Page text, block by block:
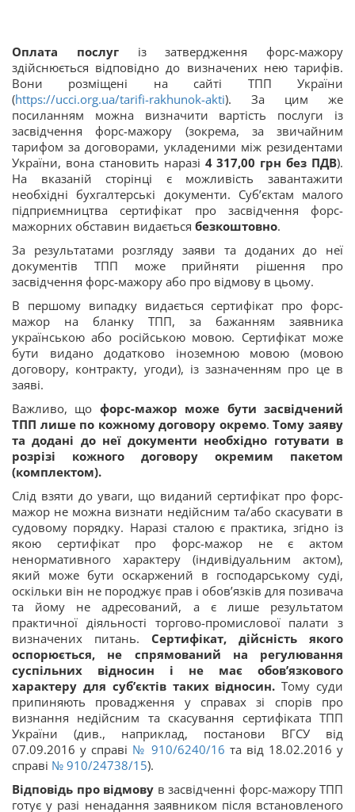
Оплата послуг із затвердження форс-мажору
здійснюється відповідно до визначених нею тарифів.
Вони розміщені на сайті ТПП України
(https://ucci.org.ua/tarifi-rakhunok-akti). За цим же
посиланням можна визначити вартість послуги із
засвідчення форс-мажору (зокрема, за звичайним
тарифом за договорами, укладеними між резидентами
України, вона становить наразі 4 317,00 грн без ПДВ).
На вказаній сторінці є можливість завантажити
необхідні бухгалтерські документи. Суб’єктам малого
підприємництва сертифікат про засвідчення форс-
мажорних обставин видається безкоштовно.
За результатами розгляду заяви та доданих до неї
документів ТПП може прийняти рішення про
засвідчення форс-мажору або про відмову в цьому.
В першому випадку видається сертифікат про форс-
мажор на бланку ТПП, за бажанням заявника
українською або російською мовою. Сертифікат може
бути видано додатково іноземною мовою (мовою
договору, контракту, угоди), із зазначенням про це в
заяві.
Важливо, що форс-мажор може бути засвідчений
ТПП лише по кожному договору окремо.Тому заяву
та додані до неї документи необхідно готувати в
розрізі кожного договору окремим пакетом
(комплектом).
Слід взяти до уваги, що виданий сертифікат про форс-
мажор не можна визнати недійсним та/або скасувати в
судовому порядку. Наразі сталою є практика, згідно із
якою сертифікат про форс-мажор не є актом
ненормативного характеру (індивідуальним актом),
який може бути оскаржений в господарському суді,
оскільки він не породжує прав і обов’язків для позивача
та йому не адресований, а є лише результатом
практичної діяльності торгово-промислової палати з
визначених питань. Сертифікат, дійсність якого
оспорюється, не спрямований на регулювання
суспільних відносин і не має обов’язкового
характеру для суб’єктів таких відносин.Тому суди
припиняють провадження у справах зі спорів про
визнання недійсним та скасування сертифіката ТПП
України (див., наприклад, постанови ВГСУ від
07.09.2016 у справі № 910/6240/16 та від 18.02.2016 у
справі № 910/24738/15).
Відповідь про відмову в засвідченні форс-мажору ТПП
готує у разі ненадання заявником після встановленого